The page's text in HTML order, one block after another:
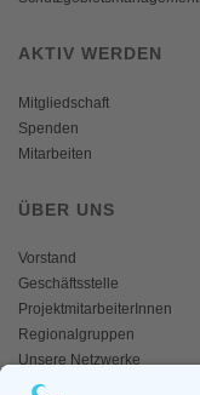
AKTIV WERDEN
Mitgliedschaft
Spenden
Mitarbeiten
ÜBER UNS
Vorstand
Geschäftsstelle
ProjektmitarbeiterInnen
Regionalgruppen
Unsere Netzwerke
Historisches